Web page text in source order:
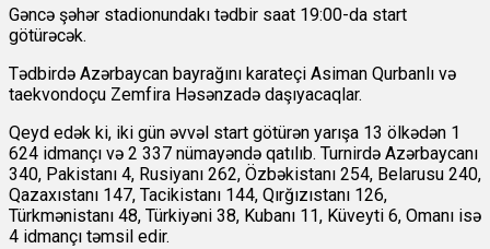
Gəncə şəhər stadionundakı tədbir saat 19:00-da start
götürəcək.
Tədbirdə Azərbaycan bayrağını karateçi Asiman Qurbanlı və
taekvondoçu Zemfira Həsənzadə daşıyacaqlar.
Qeyd edək ki, iki gün əvvəl start götürən yarışa 13 ölkədən 1
624 idmançı və 2 337 nümayəndə qatılıb. Turnirdə Azərbaycanı
340, Pakistanı 4, Rusiyanı 262, Özbəkistanı 254, Belarusu 240,
Qazaxıstanı 147, Tacikistanı 144, Qırğızıstanı 126,
Türkmənistanı 48, Türkiyəni 38, Kubanı 11, Küveyti 6, Omanı isə
4 idmançı təmsil edir.